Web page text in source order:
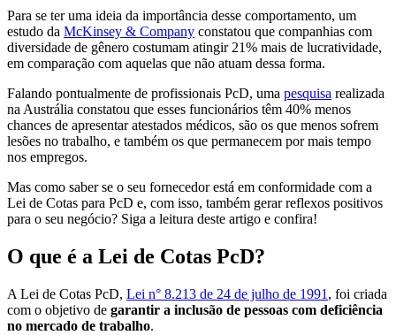
Para se ter uma ideia da importância desse comportamento, um
estudo da McKinsey & Company constatou que companhias com
diversidade de gênero costumam atingir 21% mais de lucratividade,
em comparação com aquelas que não atuam dessa forma.
Falando pontualmente de profissionais PcD, uma pesquisa realizada
na Austrália constatou que esses funcionários têm 40% menos
chances de apresentar atestados médicos, são os que menos sofrem
lesões no trabalho, e também os que permanecem por mais tempo
nos empregos.
Mas como saber se o seu fornecedor está em conformidade com a
Lei de Cotas para PcD e, com isso, também gerar reflexos positivos
para o seu negócio? Siga a leitura deste artigo e confira!
O que é a Lei de Cotas PcD?
A Lei de Cotas PcD, Lei n° 8.213 de 24 de julho de 1991 , foi criada
com o objetivo de garantir a inclusão de pessoas com deficiência
no mercado de trabalho.